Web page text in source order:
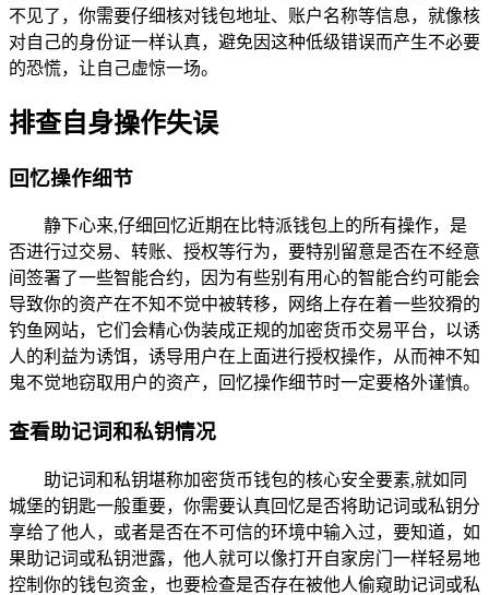
不见了，你需要仔细核对钱包地址、账户名称等信息，就像核
对自己的身份证一样认真，避免因这种低级错误而产生不必要
的恐慌，让自己虚惊一场。
排查自身操作失误
回忆操作细节
静下心来,仔细回忆近期在比特派钱包上的所有操作，是
否进行过交易、转账、授权等行为，要特别留意是否在不经意
间签署了一些智能合约，因为有些别有用心的智能合约可能会
导致你的资产在不知不觉中被转移，网络上存在着一些狡猾的
钓鱼网站，它们会精心伪装成正规的加密货币交易平台，以诱
人的利益为诱饵，诱导用户在上面进行授权操作，从而神不知
鬼不觉地窃取用户的资产，回忆操作细节时一定要格外谨慎。
查看助记词和私钥情况
助记词和私钥堪称加密货币钱包的核心安全要素,就如同
城堡的钥匙一般重要，你需要认真回忆是否将助记词或私钥分
享给了他人，或者是否在不可信的环境中输入过，要知道，如
果助记词或私钥泄露，他人就可以像打开自家房门一样轻易地
控制你的钱包资金，也要检查是否存在被他人偷窥助记词或私